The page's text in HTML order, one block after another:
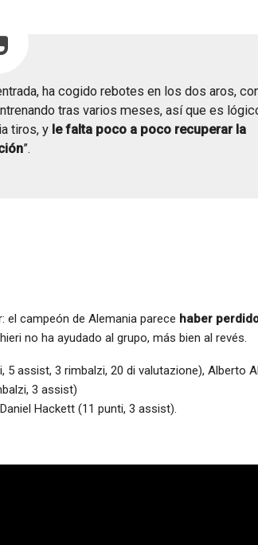
ha cogido rebotes en los dos aros,
tras varios meses, así que es
tiros, y le falta poco a poco recuperar la
”.
el campeón de Alemania parece haber
no ha ayudado al grupo, más bien al revés.
5 assist, 3 rimbalzi, 20 di valutazione), Alberto
3 assist)
Hackett (11 punti, 3 assist).